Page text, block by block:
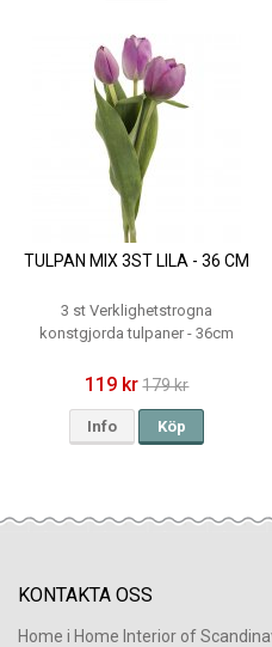
TULPAN MIX 3ST LILA - 36 CM
3 st Verklighetstrogna
konstgjorda tulpaner - 36cm
119 kr 179 kr
Info Köp
KONTAKTA OSS
Home i Home Interior of